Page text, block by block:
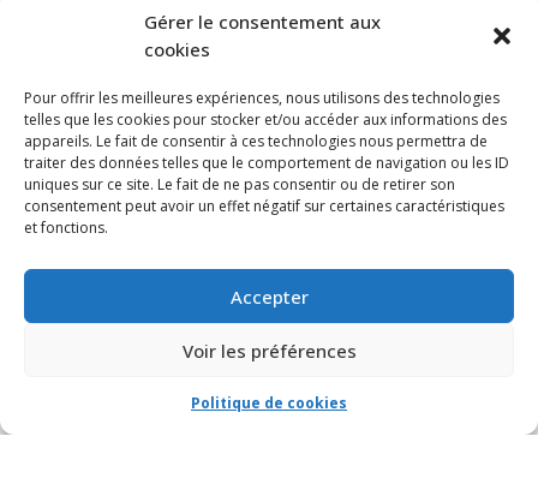
Gérer le consentement aux
cookies
Pour offrir les meilleures expériences, nous utilisons des technologies
telles que les cookies pour stocker et/ou accéder aux informations des
appareils. Le fait de consentir à ces technologies nous permettra de
traiter des données telles que le comportement de navigation ou les ID
uniques sur ce site. Le fait de ne pas consentir ou de retirer son
consentement peut avoir un effet négatif sur certaines caractéristiques
et fonctions.
Accepter
Voir les préférences
Politique de cookies